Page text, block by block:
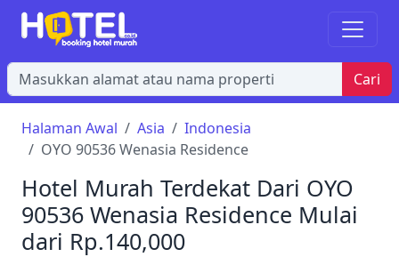
Cari
Halaman Awal Asia
Indonesia
OYO 90536 Wenasia Residence
Hotel Murah Terdekat Dari OYO
90536 Wenasia Residence Mulai
dari Rp.140,000